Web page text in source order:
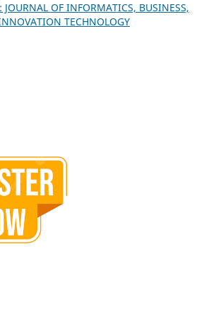
OF INFORMATICS, BUSINESS,
TECHNOLOGY